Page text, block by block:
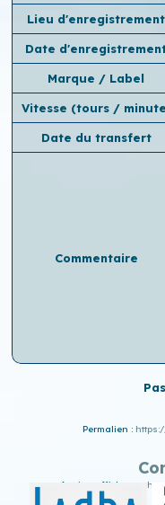
Lieu d'enregistrement
Date
Marque / Label
Vitesse (tours /
Date du transfert
Commentaire
Permalien :
Ancien affichage :